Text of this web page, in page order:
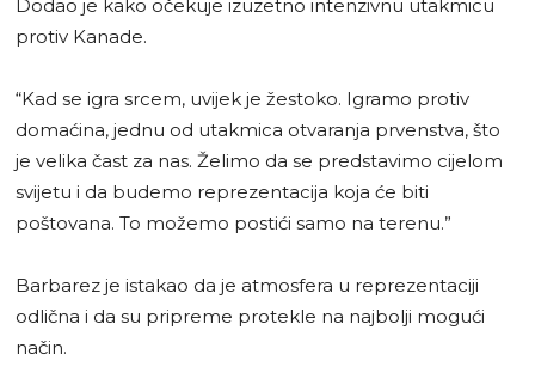
Dodao je kako očekuje izuzetno intenzivnu utakmicu
protiv Kanade.
“Kad se igra srcem, uvijek je žestoko. Igramo protiv
domaćina, jednu od utakmica otvaranja prvenstva, što
je velika čast za nas. Želimo da se predstavimo cijelom
svijetu i da budemo reprezentacija koja će biti
poštovana. To možemo postići samo na terenu.”
Barbarez je istakao da je atmosfera u reprezentaciji
odlična i da su pripreme protekle na najbolji mogući
način.